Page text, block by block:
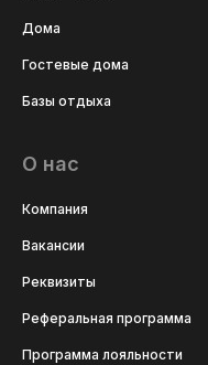
Дома
Гостевые дома
Базы отдыха
О нас
Компания
Вакансии
Реквизиты
Реферальная программа
Программа лояльности